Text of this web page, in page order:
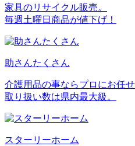
家具のリサイクル販売。
毎週土曜日商品が値下げ！
助さんたくさん
介護用品の事ならプロにお任せ
取り扱い数は県内最大級。
スターリーホーム